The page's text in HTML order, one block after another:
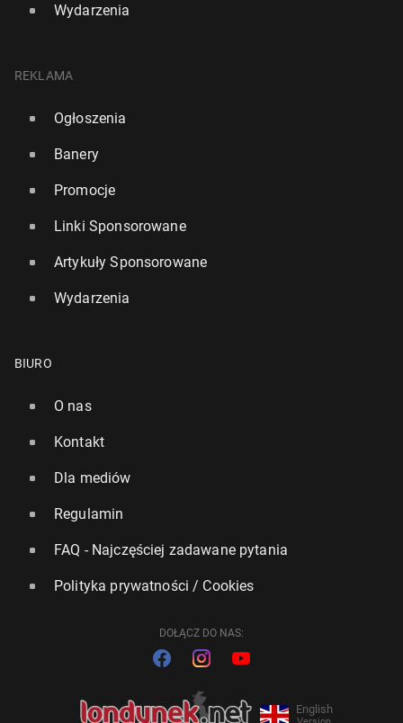
Wydarzenia
REKLAMA
Ogłoszenia
Banery
Promocje
Linki Sponsorowane
Artykuły Sponsorowane
Wydarzenia
BIURO
O nas
Kontakt
Dla mediów
Regulamin
FAQ - Najczęściej zadawane pytania
Polityka prywatności / Cookies
DOŁĄCZ DO NAS:
English